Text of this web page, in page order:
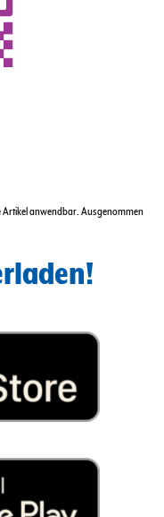
Artikel anwendbar. Ausgenommen